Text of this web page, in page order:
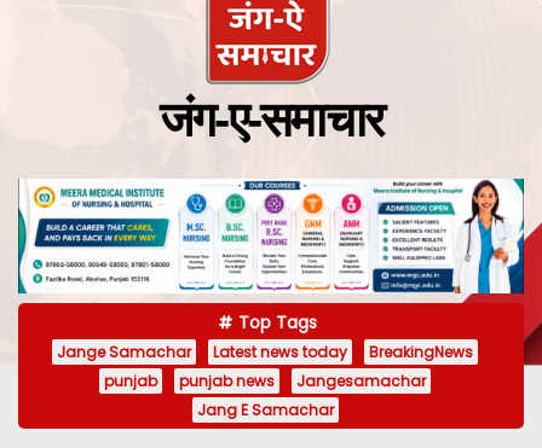
जंग-ए-समाचार
Top Tags
Jange Samachar Latest news today
BreakingNews
punjab
punjab news
Jangesamachar
Jang E Samachar